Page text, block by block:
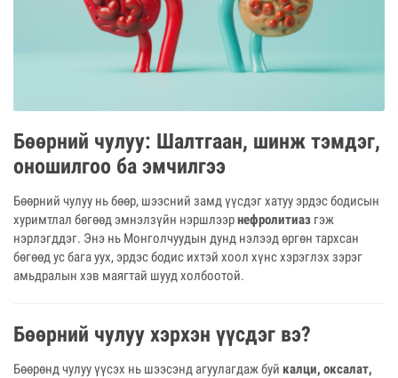
Бөөрний чулуу: Шалтгаан, шинж тэмдэг,
оношилгоо ба эмчилгээ
Бөөрний чулуу нь бөөр, шээсний замд үүсдэг хатуу эрдэс бодисын
хуримтлал бөгөөд эмнэлзүйн нэршлээрнефролитиаз гэж
нэрлэгддэг. Энэ нь Монголчуудын дунд нэлээд өргөн тархсан
бөгөөд ус бага уух, эрдэс бодис ихтэй хоол хүнс хэрэглэх зэрэг
амьдралын хэв маягтай шууд холбоотой.
Бөөрний чулуу хэрхэн үүсдэг вэ?
Бөөрөнд чулуу үүсэх нь шээсэнд агуулагдаж буй калци, оксалат,